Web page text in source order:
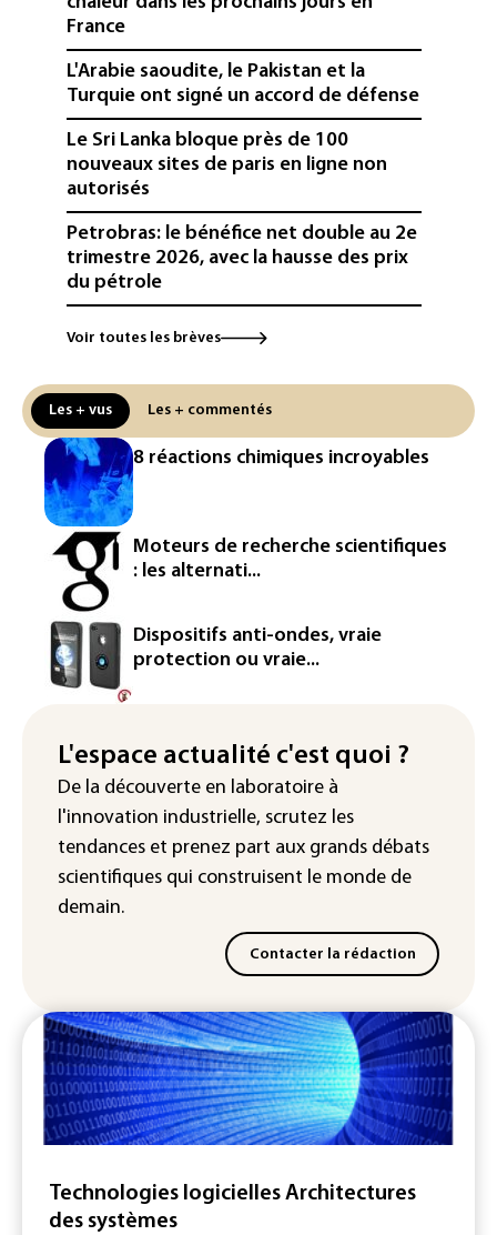
France
L'Arabie saoudite, le Pakistan et la
Turquie ont signé un accord de défense
Le Sri Lanka bloque près de 100
nouveaux sites de paris en ligne non
autorisés
Petrobras: le bénéfice net double au 2e
trimestre 2026, avec la hausse des prix
du pétrole
Mineurs sur les réseaux sociaux: Meta
Mexique
Arabie saoudite, Turquie et Pakistan
vont signer vendredi un accord de
défense (source proche de l'armée)
Réseaux sociaux: une large majorité
d'ados britanniques compte
contourner le couvre-feu (sondage)
Puces et solaire: les Etats-Unis taxent
un matériau clé dominé par la Chine
Les Etats-Unis veulent contrôler la
semiconducteurs et panneaux solaires
Washington étend le contrôle des
réseaux sociaux des étrangers
demandeurs de visas
Voir toutes les brèves
Les + vus Les + commentés
8 réactions chimiques incroyables
Moteurs de recherche scientifiques
: les alternati...
Dispositifs anti-ondes, vraie
protection ou vraie...
L'espace actualité c'est quoi ?
De la découverte en laboratoire à
l'innovation industrielle, scrutez les
tendances et prenez part aux grands débats
scientifiques qui construisent le monde de
demain.
Contacter la rédaction
Technologies logicielles Architectures
des systèmes